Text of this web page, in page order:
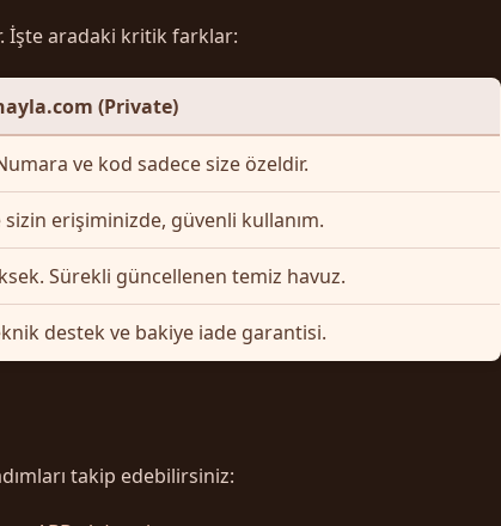
İşte aradaki kritik farklar:
(Private)
ve kod sadece size özeldir.
sizin erişiminizde, güvenli kullanım.
Sürekli güncellenen temiz havuz.
destek ve bakiye iade garantisi.
takip edebilirsiniz: